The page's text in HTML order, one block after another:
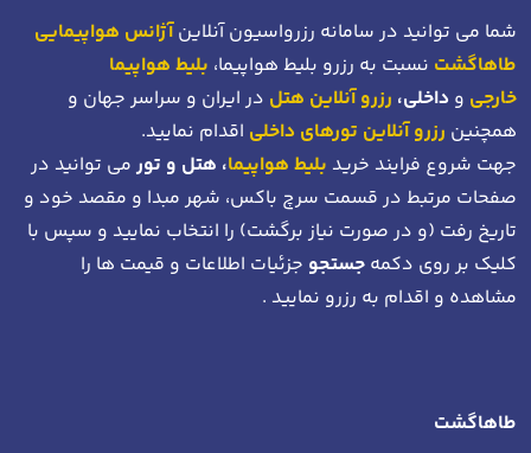
شما می توانید در سامانه رزرواسیون آنلاینآژانس هواپیمایی
طاهاگشت نسبت به رزرو بلیط هواپیما، بلیط هواپیما
خارجی و داخلی، رزرو آنلاین هتل در ایران و سراسر جهان و
همچنین رزرو آنلاین تورهای داخلی اقدام نمایید.
جهت شروع فرایند خرید بلیط هواپیما، هتل و تورمی توانید در
صفحات مرتبط در قسمت سرچ باکس، شهر مبدا و مقصد خود و
تاریخ رفت (و در صورت نیاز برگشت) را انتخاب نمایید و سپس با
کلیک بر روی دکمه جستجو جزئیات اطلاعات و قیمت ها را
مشاهده و اقدام به رزرو نمایید .
طاهاگشت